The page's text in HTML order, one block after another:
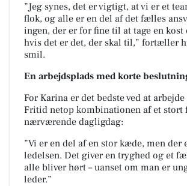
”Jeg synes, det er vigtigt, at vi er et
flok, og alle er en del af det fælles
ingen, der er for fine til at tage en kost
hvis det er det, der skal til,” fortæller
smil.
En arbejdsplads med korte
For Karina er det bedste ved at
Fritid netop kombinationen af et stort
nærværende dagligdag:
”Vi er en del af en stor kæde, men der
ledelsen. Det giver en tryghed og et
alle bliver hørt – uanset om man er
leder.”